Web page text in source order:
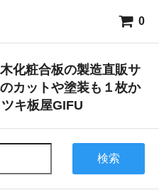
0
化粧合板の製造直販サ
カットや塗装も１枚か
キ板屋GIFU
検索